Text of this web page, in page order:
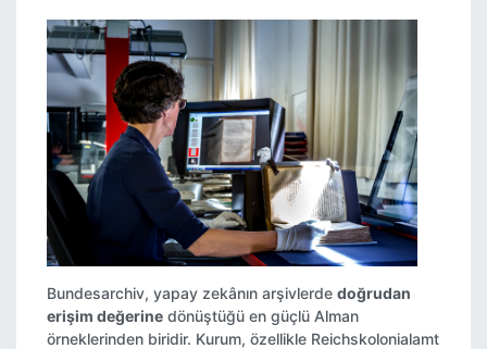
Bundesarchiv, yapay zekânın arşivlerde doğrudan
erişim değerine dönüştüğü en güçlü Alman
örneklerinden biridir. Kurum, özellikle Reichskolonialamt